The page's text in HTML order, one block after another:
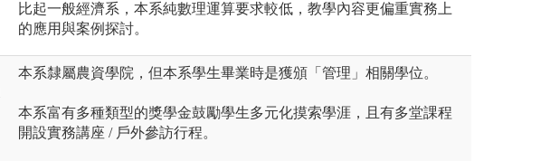
比起一般經濟系，本系純數理運算要求較低，教學內容更偏重實務上
的應用與案例探討。
本系隸屬農資學院，但本系學生畢業時是獲頒「管理」相關學位。
本系富有多種類型的獎學金鼓勵學生多元化摸索學涯，且有多堂課程
開設實務講座 / 戶外參訪行程。